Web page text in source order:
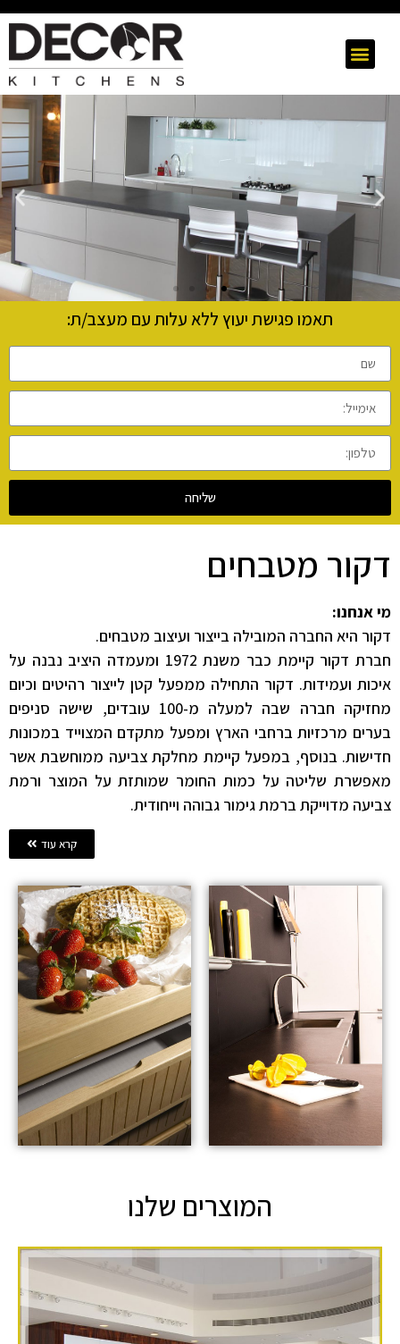
תאמו פגישת יעוץ ללא עלות עם מעצב/ת:
שליחה
דקור מטבחים
מי אנחנו:
דקור היא החברה המובילה בייצור ועיצוב מטבחים.
חברת דקור קיימת כבר משנת 1972 ומעמדה היציב נבנה על
איכות ועמידות. דקור התחילה ממפעל קטן לייצור רהיטים וכיום
מחזיקה חברה שבה למעלה מ-100 עובדים, שישה סניפים
בערים מרכזיות ברחבי הארץ ומפעל מתקדם המצוייד במכונות
חדישות. בנוסף, במפעל קיימת מחלקת צביעה ממוחשבת אשר
מאפשרת שליטה על כמות החומר שמותזת על המוצר ורמת
צביעה מדוייקת ברמת גימור גבוהה וייחודית.
קרא עוד
המוצרים שלנו